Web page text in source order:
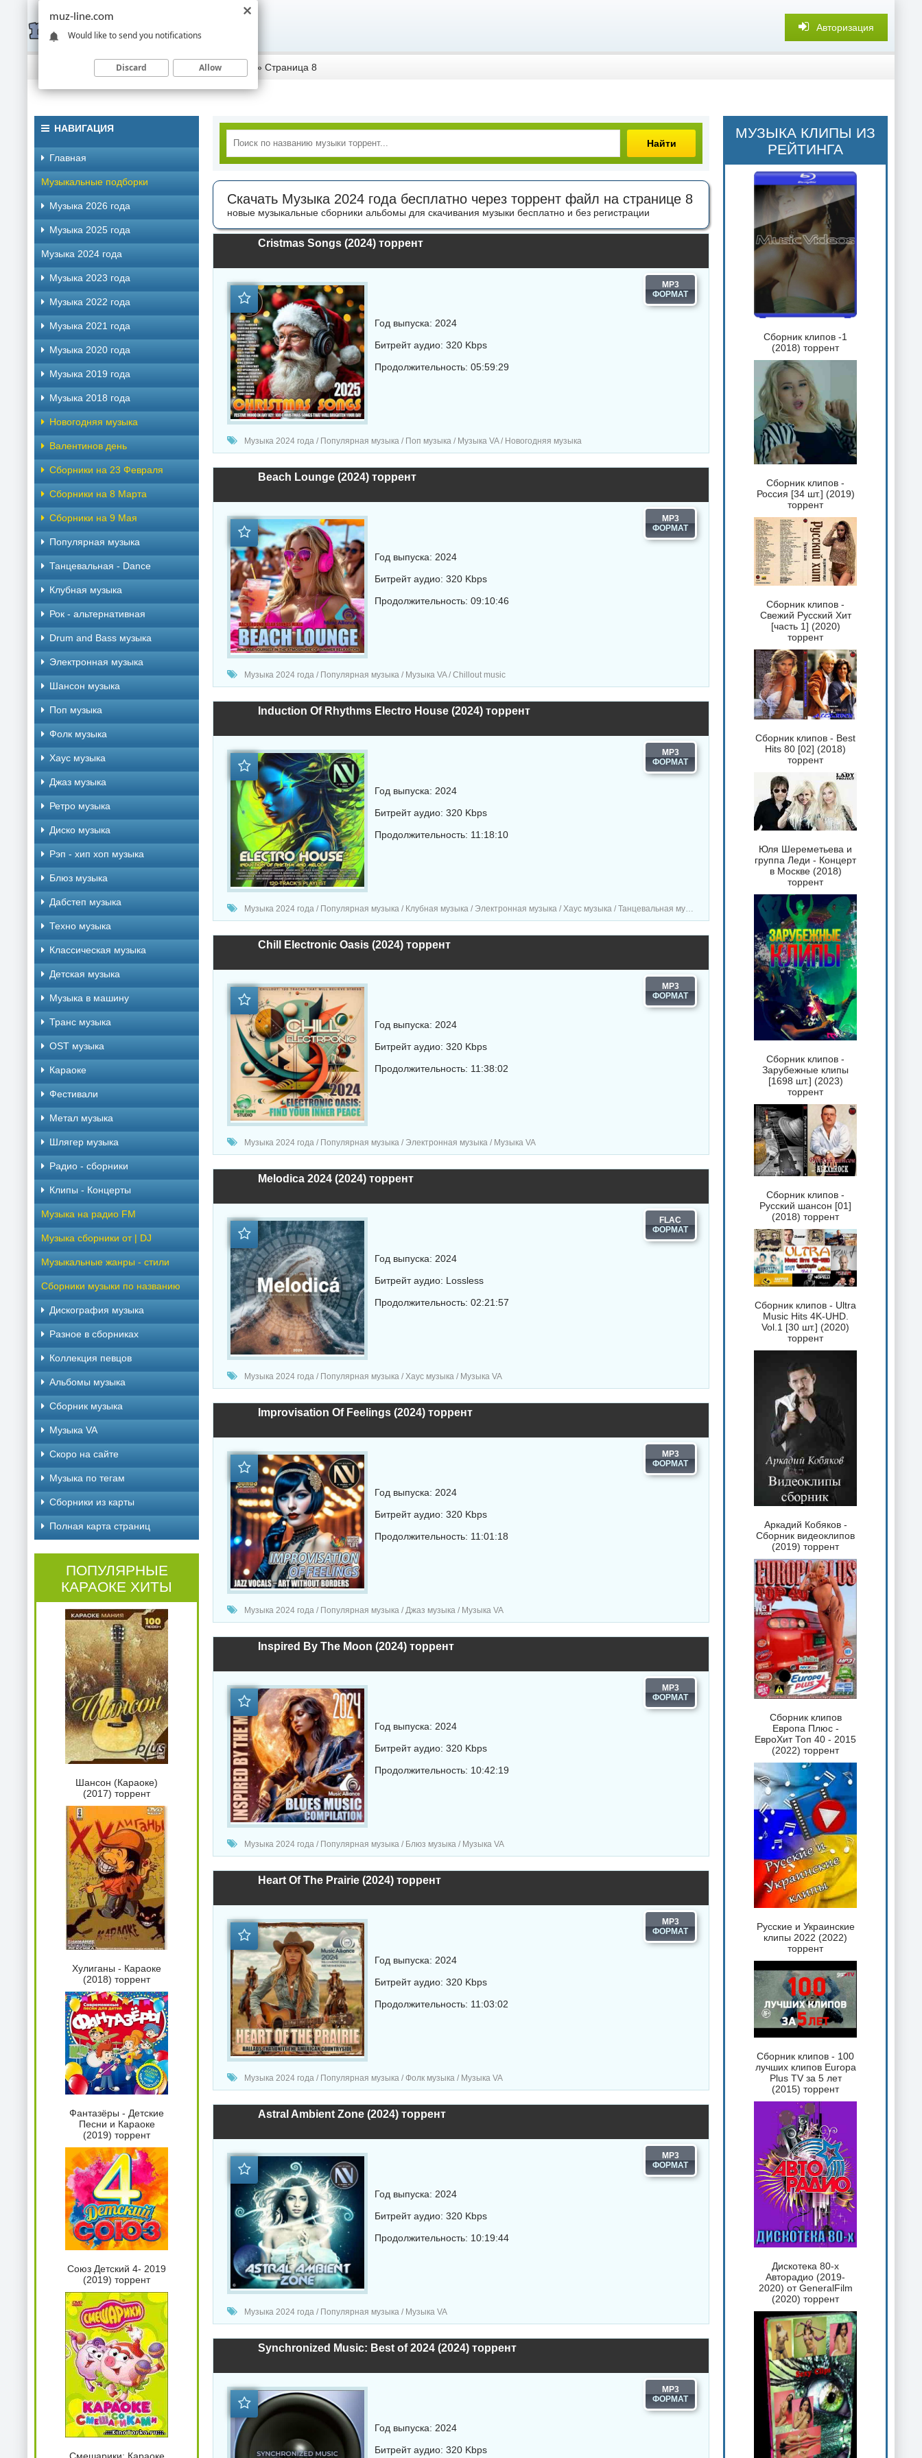
Авторизация
Скачать музыку торрентом Музыка 2024 года » Страница 8
Найти
Скачать Музыка 2024 года бесплатно через торрент файл на странице 8
новые музыкальные сборники альбомы для скачивания музыки бесплатно и без регистрации
Cristmas Songs (2024) торрент
MP3
Год выпуска: 2024
Битрейт аудио: 320 Kbps
Продолжительность: 05:59:29
Музыка 2024 года / Популярная музыка / Поп музыка / Музыка VA / Новогодняя музыка
Beach Lounge (2024) торрент
MP3
Год выпуска: 2024
Битрейт аудио: 320 Kbps
Продолжительность: 09:10:46
Музыка 2024 года / Популярная музыка / Музыка VA / Chillout music
Induction Of Rhythms Electro House (2024) торрент
MP3
Год выпуска: 2024
Битрейт аудио: 320 Kbps
Продолжительность: 11:18:10
Музыка 2024 года / Популярная музыка / Клубная музыка / Электронная музыка / Хаус музыка / Танцевальная музыка / Сборник музыка
Chill Electronic Oasis (2024) торрент
MP3
Год выпуска: 2024
Битрейт аудио: 320 Kbps
Продолжительность: 11:38:02
Музыка 2024 года / Популярная музыка / Электронная музыка / Музыка VA
Melodica 2024 (2024) торрент
FLAC
Год выпуска: 2024
Битрейт аудио: Lossless
Продолжительность: 02:21:57
Музыка 2024 года / Популярная музыка / Хаус музыка / Музыка VA
Improvisation Of Feelings (2024) торрент
MP3
Год выпуска: 2024
Битрейт аудио: 320 Kbps
Продолжительность: 11:01:18
Музыка 2024 года / Популярная музыка / Джаз музыка / Музыка VA
Inspired By The Moon (2024) торрент
MP3
Год выпуска: 2024
Битрейт аудио: 320 Kbps
Продолжительность: 10:42:19
Музыка 2024 года / Популярная музыка / Блюз музыка / Музыка VA
Heart Of The Prairie (2024) торрент
MP3
Год выпуска: 2024
Битрейт аудио: 320 Kbps
Продолжительность: 11:03:02
Музыка 2024 года / Популярная музыка / Фолк музыка / Музыка VA
Astral Ambient Zone (2024) торрент
MP3
Год выпуска: 2024
Битрейт аудио: 320 Kbps
Продолжительность: 10:19:44
Музыка 2024 года / Популярная музыка / Музыка VA
Synchronized Music: Best of 2024 (2024) торрент
MP3
Год выпуска: 2024
Битрейт аудио: 320 Kbps
НАВИГАЦИЯ
Главная
Музыкальные подборки
Музыка 2026 года
Музыка 2025 года
Музыка 2024 года
Музыка 2023 года
Музыка 2022 года
Музыка 2021 года
Музыка 2020 года
Музыка 2019 года
Музыка 2018 года
Новогодняя музыка
Валентинов день
Сборники на 23 Февраля
Сборники на 8 Марта
Сборники на 9 Мая
Популярная музыка
Танцевальная - Dance
Клубная музыка
Рок - альтернативная
Drum and Bass музыка
Электронная музыка
Шансон музыка
Поп музыка
Фолк музыка
Хаус музыка
Джаз музыка
Ретро музыка
Диско музыка
Рэп - хип хоп музыка
Блюз музыка
Дабстеп музыка
Техно музыка
Классическая музыка
Детская музыка
Музыка в машину
Транс музыка
OST музыка
Караоке
Фестивали
Метал музыка
Шлягер музыка
Радио - сборники
Клипы - Концерты
Музыка на радио FM
Музыка сборники от | DJ
Музыкальные жанры - стили
Сборники музыки по названию
Дискография музыка
Разное в сборниках
Коллекция певцов
Альбомы музыка
Сборник музыка
Музыка VA
Скоро на сайте
Музыка по тегам
Cборники из карты
Полная карта страниц
ПОПУЛЯРНЫЕ
КАРАОКЕ ХИТЫ
Шансон (Караоке)
(2017) торрент
Хулиганы - Караоке
(2018) торрент
Фантазёры - Детские
Песни и Караоке
(2019) торрент
Союз Детский 4- 2019
(2019) торрент
МУЗЫКА КЛИПЫ ИЗ
РЕЙТИНГА
Сборник клипов -1
(2018) торрент
Сборник клипов -
Россия [34 шт.] (2019)
торрент
Сборник клипов -
Свежий Русский Хит
[часть 1] (2020)
торрент
Сборник клипов - Best
Hits 80 [02] (2018)
торрент
Юля Шереметьева и
группа Леди - Концерт
в Москве (2018)
торрент
Сборник клипов -
Зарубежные клипы
[1698 шт.] (2023)
торрент
Сборник клипов -
Русский шансон [01]
(2018) торрент
Сборник клипов - Ultra
Music Hits 4K-UHD.
Vol.1 [30 шт.] (2020)
торрент
Аркадий Кобяков -
Сборник видеоклипов
(2019) торрент
Сборник клипов
Европа Плюс -
ЕвроХит Топ 40 - 2015
(2022) торрент
Русские и Украинские
клипы 2022 (2022)
торрент
Сборник клипов - 100
лучших клипов Europa
Plus TV за 5 лет
(2015) торрент
Дискотека 80-х
Авторадио (2019-
2020) от GeneralFilm
(2020) торрент
muz-line.com
Would like to send you notifications
Discard Allow